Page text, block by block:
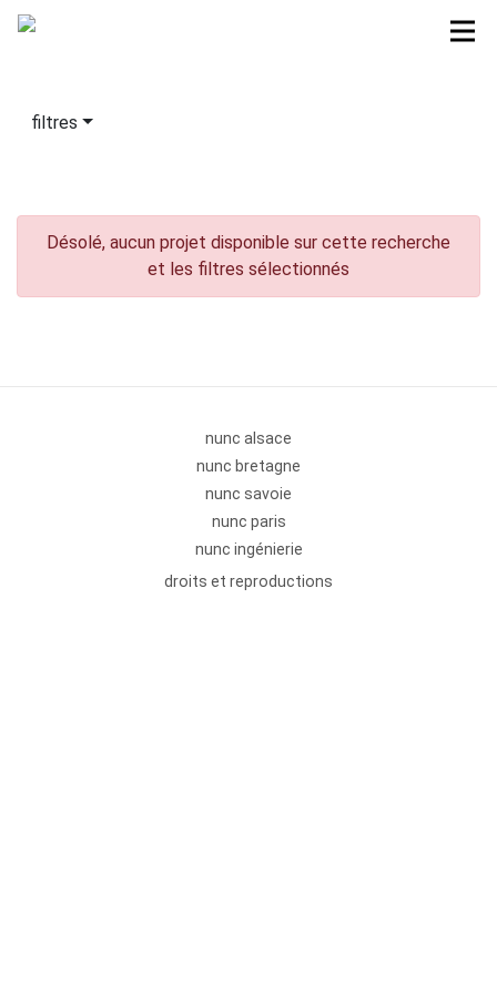
filtres
Désolé, aucun projet disponible sur cette recherche
et les filtres sélectionnés
nunc alsace
nunc bretagne
nunc savoie
nunc paris
nunc ingénierie
droits et reproductions